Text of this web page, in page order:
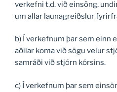
verkefni t.d. við einsöng,
um allar launagreiðslur
b) Í verkefnum þar sem einn
aðilar koma við sögu velur
samráði við stjórn kórsins.
c) Í verkefnum þar sem